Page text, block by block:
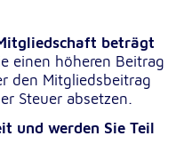
beträgt
einen höheren Beitrag
den Mitgliedsbeitrag
Steuer absetzen.
und werden Sie Teil